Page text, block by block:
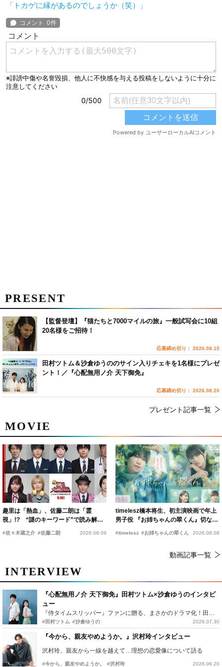
「トカゲに縁があるのでしょうか（笑）」
MOVIE
趣里は「熱血」、佐藤二朗は「霊
視」!? “謎のキーワード”で読み解く
#佐々木蔵之介 #佐藤二朗 2026.08.09
timelesz橋本将生、初主演映画で年上
男子役 『お姉ちゃんの翠くん』切ない
#timelesz #お姉ちゃんの翠くん 2026.08.08
動画記事一覧
INTERVIEW
『心配無用ノ介 天下御免』田村ツトム×沙倉ゆうのインタビ
ュー
『侍タイムスリッパー』ファンに贈る、まさかのドラマ化！田村ツトム×沙倉ゆうのが語る『心配無用ノ介』撮影秘話
#田村ツトム #沙倉ゆうの 2026.07.30
『今から、親友やめようか。』沢村玲インタビュー
沢村玲、親友から一線を越えて…理想の恋愛像について語る
#今から、親友やめようか。 #沢村玲 2026.06.20
PRESENT
【監督登壇】『猫たちと7000マイルの旅』一般試写会に10組
20名様をご招待！
応募締め切り： 2026.08.15
田村ツトム＆沙倉ゆうののサイン入りチェキを1名様にプレゼ
ント！／『心配無用ノ介 天下御免』
応募締め切り： 2026.08.20
プレゼント記事一覧